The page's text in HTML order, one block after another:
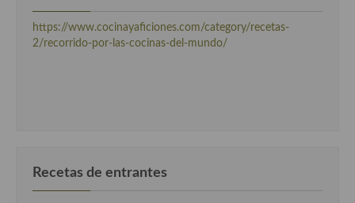
https://www.cocinayaficiones.com/category/recetas-
2/recorrido-por-las-cocinas-del-mundo/
Recetas de entrantes